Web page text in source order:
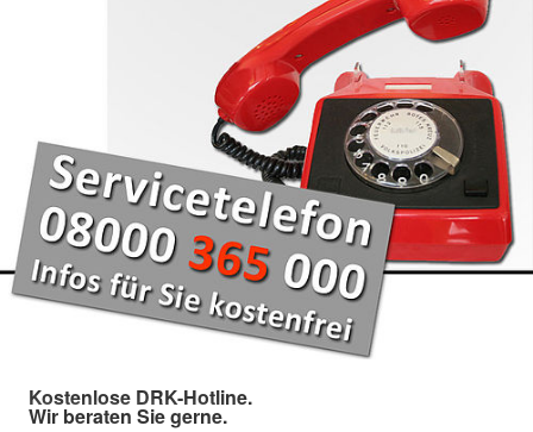
Kostenlose DRK-Hotline.
Wir beraten Sie gerne.